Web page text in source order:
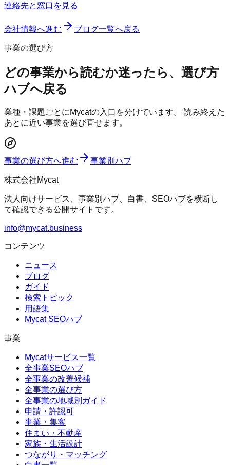
連絡先と窓口を見る
会社情報へ進む ブログ一覧へ戻る
事業の選び方
どの事業から読むか迷ったら、選び方
ハブへ戻る
業種・課題ごとにMycatの入口を分けています。 読み終えた
あとに近い事業を選び直せます。
事業の選び方へ進む 事業別ハブ
株式会社Mycat
法人向けサービス、事業別ハブ、白書、SEOハブを横断し
て確認できる公開サイトです。
info@mycat.business
コンテンツ
ニュース
ブログ
ガイド
検索トピック
用語集
Mycat SEOハブ
事業
Mycatサービス一覧
全事業SEOハブ
全事業の改善候補
全事業の選び方
全事業の地域別ガイド
申請・許認可
事業・集客
住まい・不動産
家族・生活設計
つながり・マッチング